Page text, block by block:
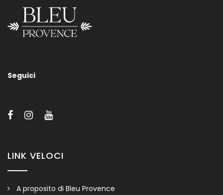
accessori e/o colori/finiture dei nostri sanitari.
Seguici
LINK VELOCI
A proposito di Bleu Provence